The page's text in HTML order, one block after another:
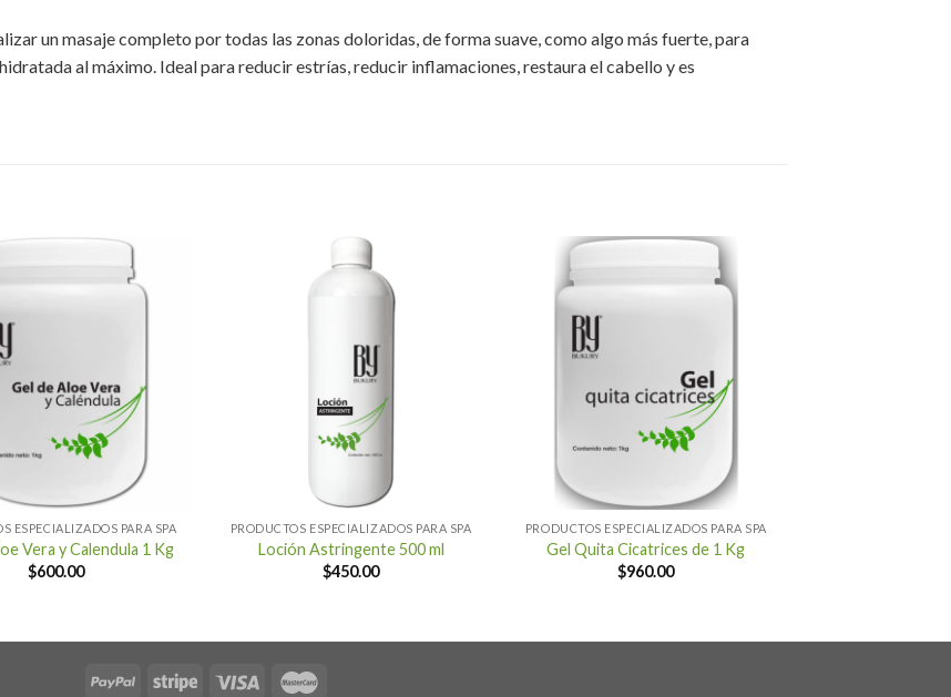
un masaje completo por todas las zonas doloridas, de forma suave, como algo más fuerte, para
al máximo. Ideal para reducir estrías, reducir inflamaciones, restaura el cabello y es
ESPECIALIZADOS PARA SPA
Vera y Calendula 1 Kg
$600.00
PRODUCTOS ESPECIALIZADOS PARA SPA
Loción Astringente 500 ml
$450.00
PRODUCTOS ESPECIALIZADOS PARA SPA
Gel Quita Cicatrices de 1 Kg
$960.00